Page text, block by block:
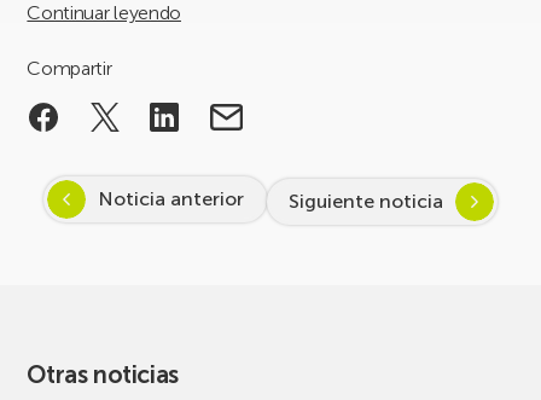
Continuar leyendo
Compartir
Noticia anterior Siguiente noticia
Otras noticias